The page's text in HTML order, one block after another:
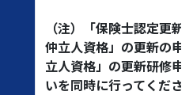
（注）「保険士認定更
仲立人資格」の更新の申
立人資格」の更新研修申
いを同時に行ってくださ